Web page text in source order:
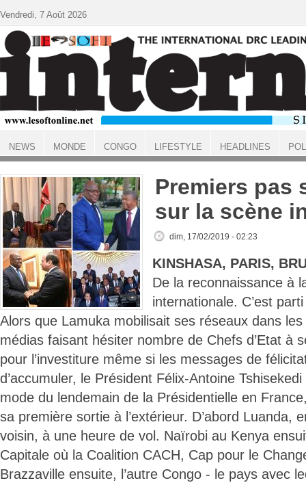
ACCUEIL
Premiers pas
sur la scène
dim, 17/02/2019 - 02:23
KINSHASA, PARIS,
De la reconnaissance à
internationale. C’est
Alors que Lamuka mobilisait ses réseaux dans
médias faisant hésiter nombre de Chefs d’Etat à
pour l’investiture même si les messages de
d’accumuler, le Président Félix-Antoine
mode du lendemain de la Présidentielle en
sa première sortie à l’extérieur. D’abord Luanda,
voisin, à une heure de vol. Naïrobi au Kenya
Capitale où la Coalition CACH, Cap pour le
Brazzaville ensuite, l’autre Congo - le pays avec
Vendredi, 7 Août 2026
NEWS MONDE CONGO LIFESTYLE HEADLINES